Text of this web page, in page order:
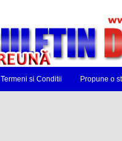
Termeni si Conditii Propune o